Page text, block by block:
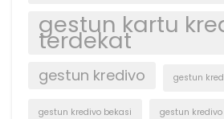
gestun kartu
terdekat
gestun kredivo gestun
gestun kredivo bekasi gestun kredivo